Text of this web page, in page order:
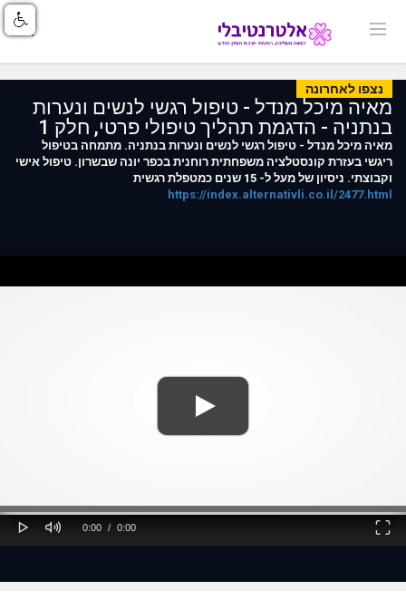
נצפו לאחרונה
מאיה מיכל מנדל - טיפול רגשי לנשים ונערות
בנתניה - הדגמת תהליך טיפולי פרטי, חלק 1
מאיה מיכל מנדל - טיפול רגשי לנשים ונערות בנתניה. מתמחה בטיפול
ריגשי בעזרת קונסטלציה משפחתית רוחנית בכפר יונה שבשרון. טיפול אישי
וקבוצתי. ניסיון של מעל ל- 15 שנים כמטפלת רגשית
https://index.alternativli.co.il/2477.html
Play Mute
Current
0:00 /
Duration
0:00
Fullscreen